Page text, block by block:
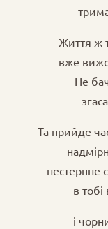
Життя ж
вже
Не
Та прийде
нестерпне
в тобі
і